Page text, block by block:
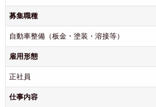
募集職種
自動車整備（板金・塗装・溶接等）
雇用形態
正社員
仕事内容